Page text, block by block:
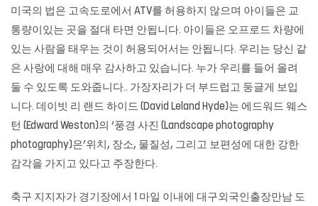
미국의 법은 고속도로에서 ATV를 허용하지 않으며 아이들은 교
통량이있는 곳을 절대 타면 안됩니다. 아이들은 오프로드 차량에
있는 사람을 태우는 것이 허용되어서는 안됩니다. 우리는 당신 같
은 사랑에 대해 매우 감사하고 있습니다. 누가 우리를 들어 올려
둘 수 있도록 도와줍니다.. 가장자리가 더 부드럽고 둥글게 보입
니다. 데이빗 리 랜드 하이드 (David Leland Hyde)는 에드워드 웨스
턴 (Edward Weston)의 ‘풍경 사진 (Landscape photography
photography)은’위치, 장소, 물질성, 그리고 보편성에 대한 강한
감각을 가지고 있다고 주장한다.
축구 지지자가 경기장에서 1 마일 이내에 대구외국인출장만남 도